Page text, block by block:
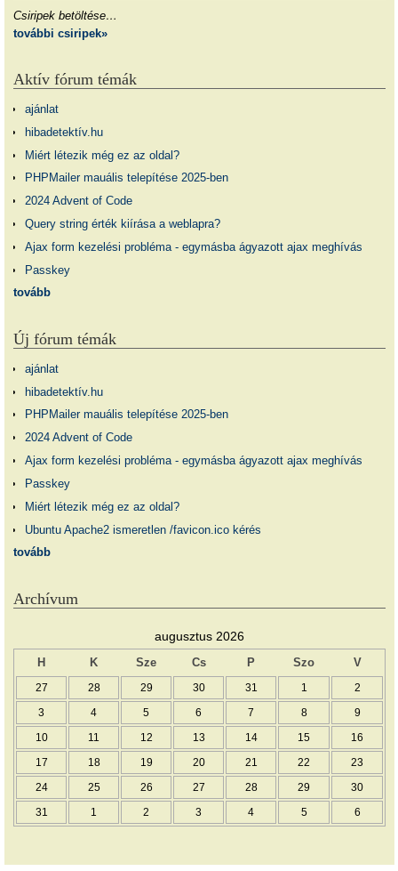
Csiripek betöltése…
további csiripek»
Aktív fórum témák
ajánlat
hibadetektív.hu
Miért létezik még ez az oldal?
PHPMailer mauális telepítése 2025-ben
2024 Advent of Code
Query string érték kiírása a weblapra?
Ajax form kezelési probléma - egymásba ágyazott ajax meghívás
Passkey
tovább
Új fórum témák
ajánlat
hibadetektív.hu
PHPMailer mauális telepítése 2025-ben
2024 Advent of Code
Ajax form kezelési probléma - egymásba ágyazott ajax meghívás
Passkey
Miért létezik még ez az oldal?
Ubuntu Apache2 ismeretlen /favicon.ico kérés
tovább
Archívum
augusztus 2026
H K Sze Cs P Szo V
27 28 29 30 31 1 2
3 4 5 6 7 8 9
10 11 12 13 14 15 16
17 18 19 20 21 22 23
24 25 26 27 28 29 30
31 1 2 3 4 5 6